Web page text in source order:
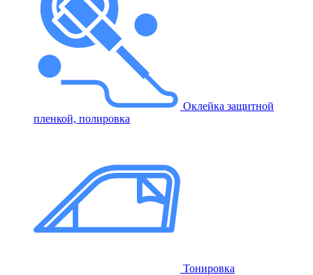
Оклейка защитной
пленкой, полировка
Тонировка